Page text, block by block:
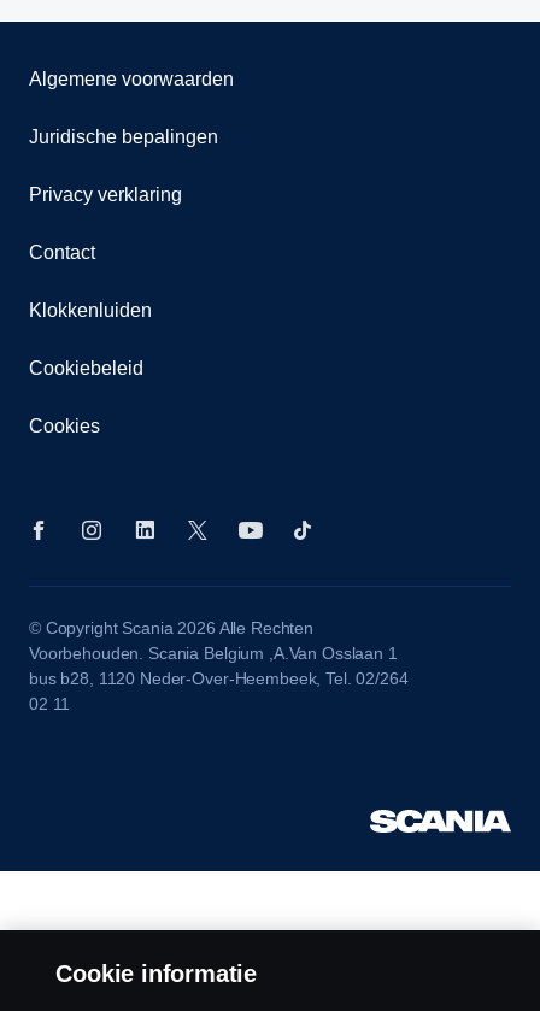
Algemene voorwaarden
Juridische bepalingen
Privacy verklaring
Contact
Klokkenluiden
Cookiebeleid
Cookies
© Copyright Scania 2026 Alle Rechten
Voorbehouden. Scania Belgium ,A.Van Osslaan 1
bus b28, 1120 Neder-Over-Heembeek, Tel. 02/264
02 11
Cookie informatie